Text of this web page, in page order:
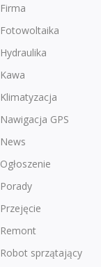
Firma
Fotowoltaika
Hydraulika
Kawa
Klimatyzacja
Nawigacja GPS
News
Ogłoszenie
Porady
Przejęcie
Remont
Robot sprzątający